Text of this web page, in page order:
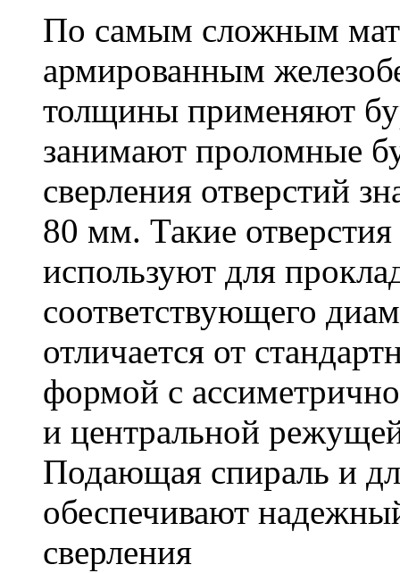
По самым сложным
армированным
толщины применяют
занимают проломные
сверления отверстий
80 мм. Такие
используют для
соответствующего
отличается от
формой с
и центральной
Подающая спираль и
обеспечивают
сверления